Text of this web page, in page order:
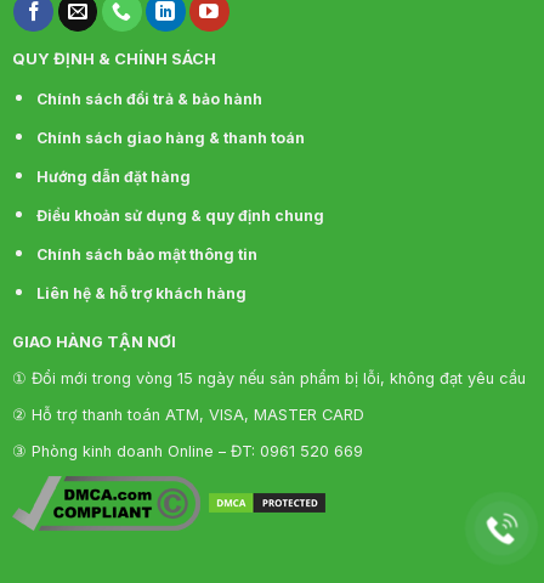
QUY ĐỊNH & CHÍNH SÁCH
Chính sách đổi trả & bảo hành
Chính sách giao hàng & thanh toán
Hướng dẫn đặt hàng
Điều khoản sử dụng & quy định chung
Chính sách bảo mật thông tin
Liên hệ & hỗ trợ khách hàng
GIAO HÀNG TẬN NƠI
① Đổi mới trong vòng 15 ngày nếu sản phẩm bị lỗi, không đạt yêu cầu
② Hỗ trợ thanh toán ATM, VISA, MASTER CARD
③ Phòng kinh doanh Online – ĐT: 0961 520 669